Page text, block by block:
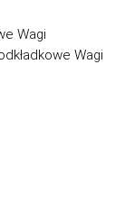
Wagi
Wagi